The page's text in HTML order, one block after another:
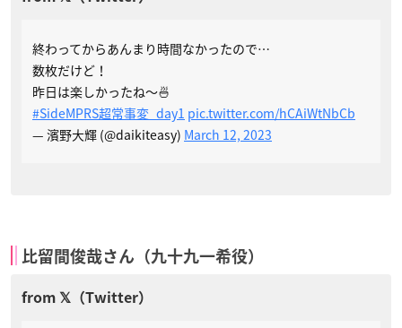
終わってからあんまり時間なかったので…
数枚だけど！
昨日は楽しかったね〜🍜
#SideMPRS超常事変_day1 pic.twitter.com/hCAiWtNbCb
— 濱野大輝 (@daikiteasy) March 12, 2023
比留間俊哉さん（九十九一希役）